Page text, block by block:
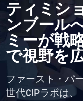
ティミシ
ンブール
ミーが戦
で視野を
ファースト・パ
世代CIPラボは